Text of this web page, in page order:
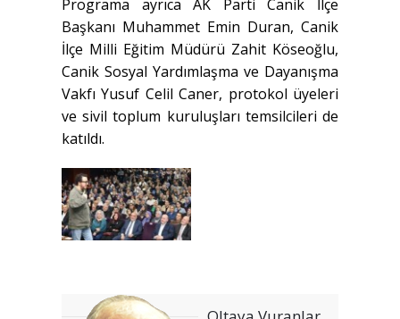
Programa ayrıca AK Parti Canik İlçe
Başkanı Muhammet Emin Duran, Canik
İlçe Milli Eğitim Müdürü Zahit Köseoğlu,
Canik Sosyal Yardımlaşma ve Dayanışma
Vakfı Yusuf Celil Caner, protokol üyeleri
ve sivil toplum kuruluşları temsilcileri de
katıldı.